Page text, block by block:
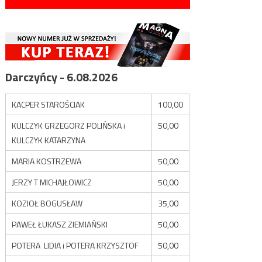
Darczyńcy - 6.08.2026
KACPER STAROŚCIAK
100,00
KULCZYK GRZEGORZ POLIŃSKA i
KULCZYK KATARZYNA
50,00
MARIA KOSTRZEWA
50,00
JERZY T MICHAJŁOWICZ
50,00
KOZIOŁ BOGUSŁAW
35,00
PAWEŁ ŁUKASZ ZIEMIAŃSKI
50,00
POTERA LIDIA i POTERA KRZYSZTOF
50,00